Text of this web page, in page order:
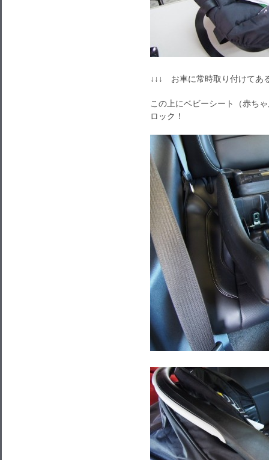
↓↓↓ お車に常時取り付けてあ
この上にベビーシート（赤ち
ロック！